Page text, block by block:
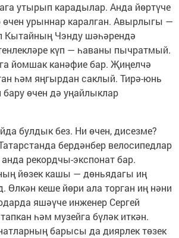
утырып карадылар. Анда йөртүче
өчен урыннар каралган. Авырлыгы —
Кытайның Чэнду шәһәрендә
күп — һаваны пычратмый.
йомшак канәфие бар. Җиңелчә
һәм яңгырдан саклый. Тирә-юнь
өчен дә уңайлыклар
булдык без. Ни өчен, дисезме?
бердәнбер велосипедлар
рекордчы-экспонат бар.
йөзек кашы — дөньядагы иң
Өлкән кеше йөри ала торган иң нәни
яшәүче инженер Сергей
һәм музейга бүләк иткән.
барысы да диярлек төзек